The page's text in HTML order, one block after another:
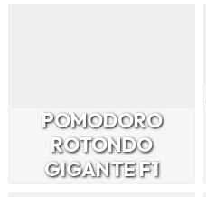
POMODORO
ROTONDO
GIGANTE F1